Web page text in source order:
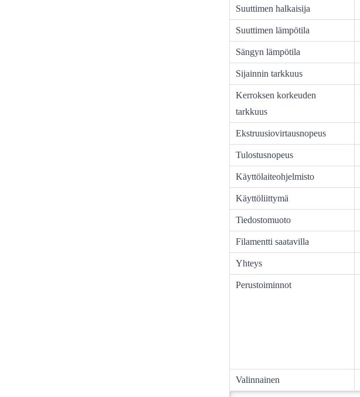
Suuttimen halkaisija
Suuttimen lämpötila
Sängyn lämpötila
Sijainnin tarkkuus
Kerroksen korkeuden
tarkkuus
Ekstruusiovirtausnopeus
Tulostusnopeus
Käyttölaiteohjelmisto
Käyttöliittymä
Tiedostomuoto
Filamentti saatavilla
Yhteys
Perustoiminnot
Valinnainen